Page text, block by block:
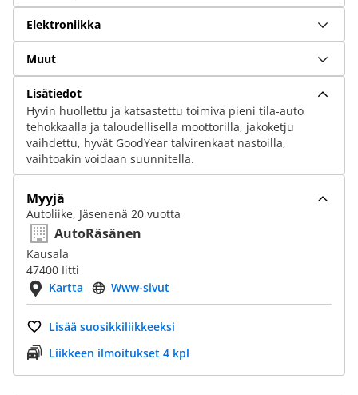
Elektroniikka
Muut
Lisätiedot
Hyvin huollettu ja katsastettu toimiva pieni tila-auto
tehokkaalla ja taloudellisella moottorilla, jakoketju
vaihdettu, hyvät GoodYear talvirenkaat nastoilla,
vaihtoakin voidaan suunnitella.
Myyjä
Autoliike, Jäsenenä 20 vuotta
AutoRäsänen
Kausala
47400 Iitti
Kartta
Www-sivut
Lisää suosikkiliikkeeksi
Liikkeen ilmoitukset 4 kpl